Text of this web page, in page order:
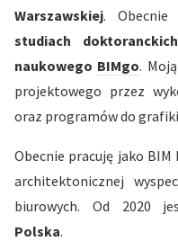
Warszawskiej. Obecnie
studiach doktoranckich
naukowego BIMgo.
projektowego przez
oraz programów do
Obecnie pracuję jako
architektonicznej
biurowych. Od 2020
Polska.